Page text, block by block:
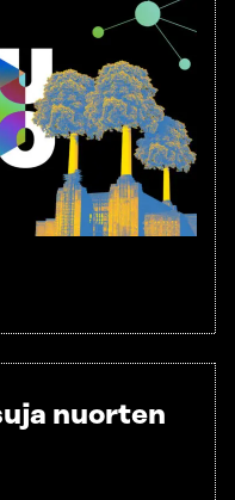
nuorten